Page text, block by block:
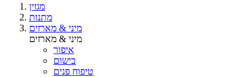
מגזין
מתנות
מיני & מארזים
מיני & מארזים
איפור
בישום
טיפוח פנים